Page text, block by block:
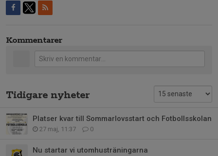
Kommentarer
Tidigare nyheter
Platser kvar till Sommarlovsstart och Fotbollsskolan
27 maj, 11:37 0
Nu startar vi utomhusträningarna